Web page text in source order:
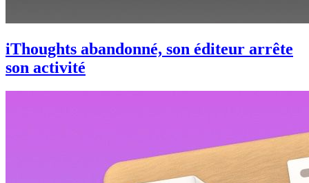
iThoughts abandonné, son éditeur arrête
son activité